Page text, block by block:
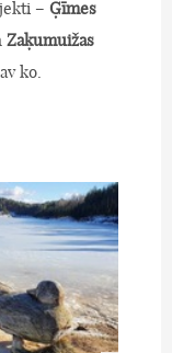
– Ģīmes
Zaķumuižas
ko.